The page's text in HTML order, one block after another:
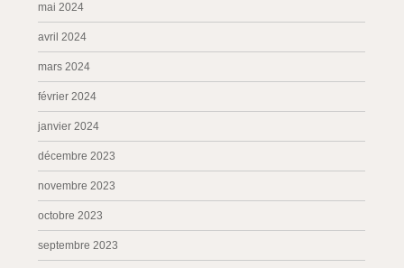
mai 2024
avril 2024
mars 2024
février 2024
janvier 2024
décembre 2023
novembre 2023
octobre 2023
septembre 2023